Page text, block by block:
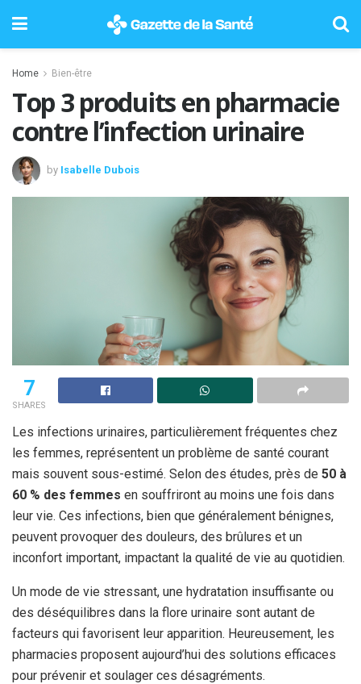
Home Bien-être
Top 3 produits en pharmacie
contre l’infection urinaire
by Isabelle Dubois
7
SHARES
Les infections urinaires, particulièrement fréquentes chez
les femmes, représentent un problème de santé courant
mais souvent sous-estimé. Selon des études, près de 50 à
60 % des femmes en souffriront au moins une fois dans
leur vie. Ces infections, bien que généralement bénignes,
peuvent provoquer des douleurs, des brûlures et un
inconfort important, impactant la qualité de vie au quotidien.
Un mode de vie stressant, une hydratation insuffisante ou
des déséquilibres dans la flore urinaire sont autant de
facteurs qui favorisent leur apparition. Heureusement, les
pharmacies proposent aujourd’hui des solutions efficaces
pour prévenir et soulager ces désagréments.